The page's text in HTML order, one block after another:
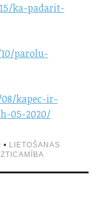
ka-padarit-
parolu-
kapec-ir-
05-2020/
• LIETOŠANAS